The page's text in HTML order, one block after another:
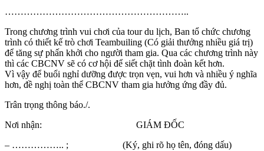
…………………………………………………..
Trong chương trình vui chơi của tour du lịch, Ban tổ chức chương
trình có thiết kế trò chơi Teambuiling (Có giải thưởng nhiều giá trị)
để tăng sự phấn khởi cho người tham gia. Qua các chương trình này
thì các CBCNV sẽ có cơ hội để siết chặt tình đoàn kết hơn.
Vì vậy để buổi nghỉ dưỡng được trọn vẹn, vui hơn và nhiều ý nghĩa
hơn, đề nghị toàn thể CBCNV tham gia hưởng ứng đầy đủ.
Trân trọng thông báo./.
Nơi nhận: GIÁM ĐỐC
– …………….. ; (Ký, ghi rõ họ tên, đóng dấu)